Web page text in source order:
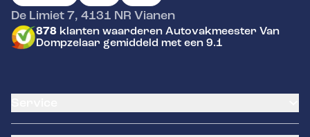
De Limiet 7, 4131 NR Vianen
878 klanten waarderen Autovakmeester Van
Dompzelaar gemiddeld met een 9.1